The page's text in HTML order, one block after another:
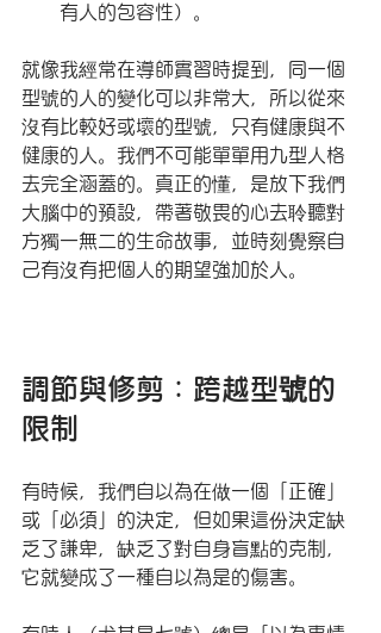
有人的包容性）。
就像我經常在導師實習時提到，同一個
型號的人的變化可以非常大，所以從來
沒有比較好或壞的型號，只有健康與不
健康的人。我們不可能單單用九型人格
去完全涵蓋的。真正的懂，是放下我們
大腦中的預設，帶著敬畏的心去聆聽對
方獨一無二的生命故事，並時刻覺察自
己有沒有把個人的期望強加於人。
調節與修剪：跨越型號的
限制
有時候，我們自以為在做一個「正確」
或「必須」的決定，但如果這份決定缺
乏了謙卑，缺乏了對自身盲點的克制，
它就變成了一種自以為是的傷害。